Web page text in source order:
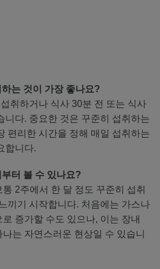
는 것이 가장 좋나요?
취하거나 식사 30분 전 또는 식사
니다. 중요한 것은 꾸준히 섭취하는
편리한 시간을 정해 매일 섭취하는
합니다.
터 볼 수 있나요?
2주에서 한 달 정도 꾸준히 섭취
끼기 시작합니다. 처음에는 가스나
증가할 수도 있으나, 이는 장내
는 자연스러운 현상일 수 있습니